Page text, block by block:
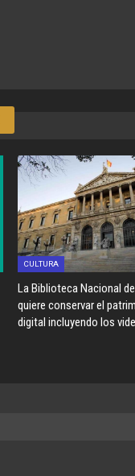
CULTURA
La Biblioteca Nacional
quiere conservar el
digital incluyendo los